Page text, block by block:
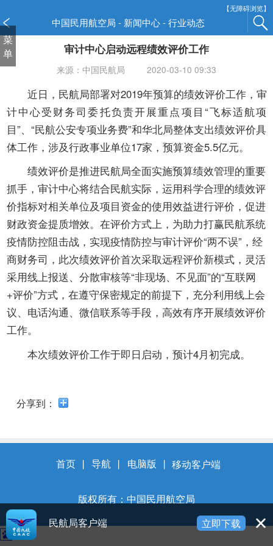
【无障碍浏览】
中国民用航空局 - 新闻中心 - 行业动态
菜
单
审计中心启动远程绩效评价工作
来源：中国民航局 2020-03-10 09:33
近日，民航局部署对2019年预算的绩效评价工作，审
计中心受财务司委托负责开展重点项目“飞标适航项
目”、“民航公安专项业务费”和华北局整体支出绩效评价具
体工作，涉及行政事业单位17家，预算资金5.5亿元。
绩效评价是推进民航局全面实施预算绩效管理的重要
抓手，审计中心将结合民航实际，运用科学合理的绩效评
价指标对相关单位及项目资金的使用效益进行评价，促进
财政资金提质增效。在评价方式上，为助力打赢民航系统
疫情防控阻击战，实现疫情防控与审计评价“两不误”，经
商财务司，此次绩效评价首次采取远程评价新模式，灵活
采用线上报送、分散审核等“非现场、不见面”的“互联网
+评价”方式，在遵守保密规定的前提下，充分利用线上会
议、电话沟通、微信联系等手段，高效有序开展绩效评价
工作。
本次绩效评价工作于即日启动，预计4月初完成。
分享到：
首页 丨 导航 丨 电脑版 丨 移动客户端
版权所有：中国民用航空局
民航局客户端
立即下载
窗
口
打
开
碍
说
明
页
Alt
加
波
浪
键
打
开
盲
模
式